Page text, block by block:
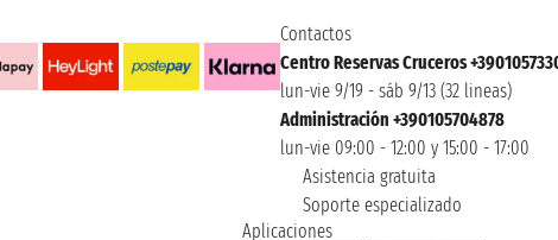
Contactos
Centro Reservas Cruceros
lun-vie 9/19 - sáb 9/13 (32 lineas)
Administración +390105704878
lun-vie 09:00 - 12:00 y 15:00 - 17:00
Asistencia gratuita
Soporte especializado
Aplicaciones